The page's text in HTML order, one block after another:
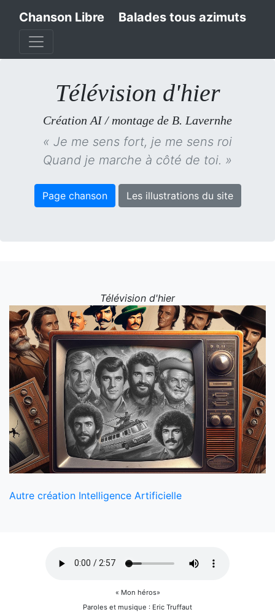
Chanson Libre Balades tous azimuts
Télévision d'hier
Création AI / montage de B. Lavernhe
« Je me sens fort, je me sens roi
Quand je marche à côté de toi. »
Page chanson Les illustrations du site
Télévision d'hier
Autre création Intelligence Artificielle
« Mon héros»
Paroles et musique : Eric Truffaut